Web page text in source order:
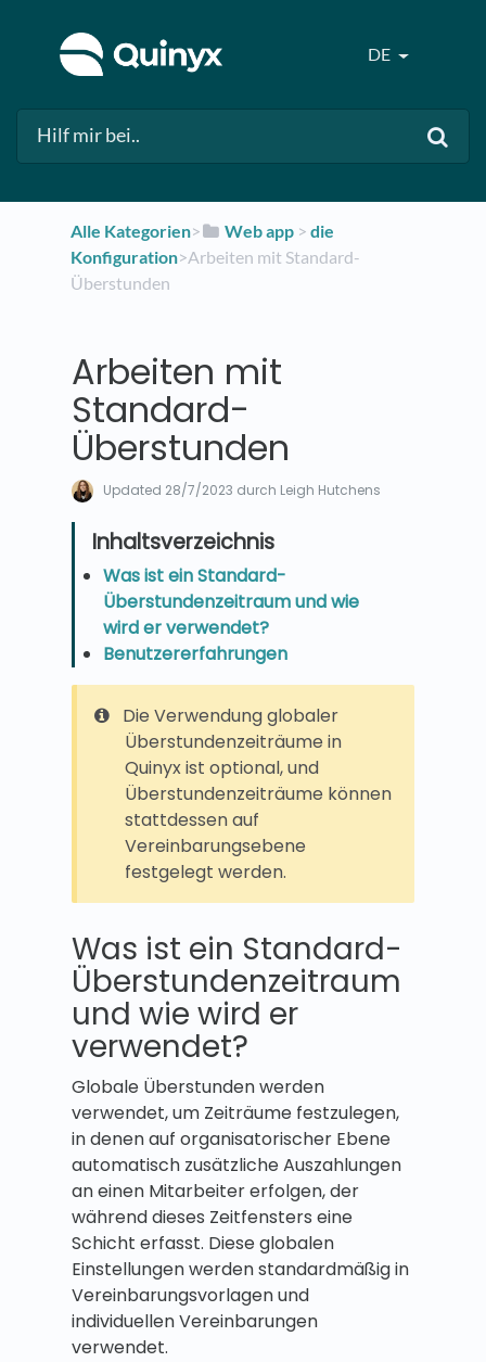
DE
Alle Kategorien​>​ ​Web app ​ > ​​die
Konfiguration​>​ Arbeiten mit Standard-
Überstunden
Arbeiten mit
Standard-
Überstunden
Updated 28/7/2023 durch Leigh Hutchens
Was ist ein Standard-
Überstundenzeitraum und wie
wird er verwendet?
Benutzererfahrungen
Die Verwendung globaler
Überstundenzeiträume in
Quinyx ist optional, und
Überstundenzeiträume können
stattdessen auf
Vereinbarungsebene
festgelegt werden.
Was ist ein Standard-
Überstundenzeitraum
und wie wird er
verwendet?
Globale Überstunden werden
verwendet, um Zeiträume festzulegen,
in denen auf organisatorischer Ebene
automatisch zusätzliche Auszahlungen
an einen Mitarbeiter erfolgen, der
während dieses Zeitfensters eine
Schicht erfasst. Diese globalen
Einstellungen werden standardmäßig in
Vereinbarungsvorlagen und
individuellen Vereinbarungen
verwendet.